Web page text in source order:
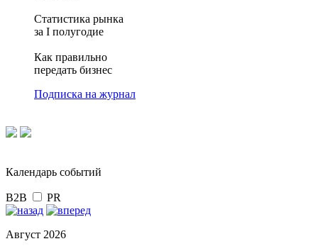
Статистика рынка
за I полугодие
Как правильно
передать бизнес
Подписка на журнал
Календарь событий
B2B PR
Август 2026